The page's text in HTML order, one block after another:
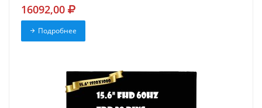
16092,00
Подробнее